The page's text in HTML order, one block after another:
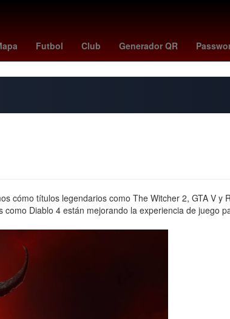
Futbol Club Generador QR
Miguel Hidalgo scott eastwood boston vs yankees
cómo títulos legendarios como The Witcher 2, GTA V
Diablo 4 están mejorando la experiencia de juego